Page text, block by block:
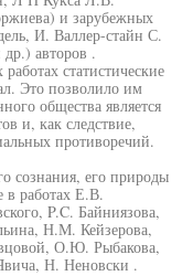
и зарубежных
И. Валлер-стайн С.
авторов .
статистические
Это позволило им
общества является
и, как следствие,
противоречий.
сознания, его природы
в работах Е.В.
P.C. Байниязова,
Н.М. Кейзерова,
О.Ю. Рыбакова,
Н. Неновски .